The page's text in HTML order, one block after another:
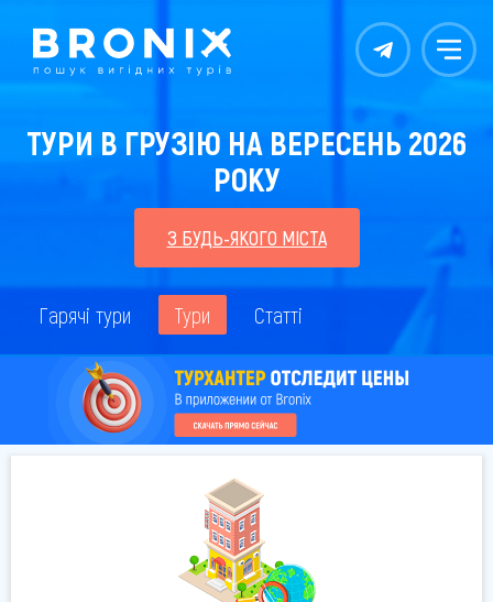
Контакты Меню
ТУРИ В ГРУЗІЮ НА ВЕРЕСЕНЬ 2026
РОКУ
З БУДЬ-ЯКОГО МІСТА
Гарячі тури Тури Статті